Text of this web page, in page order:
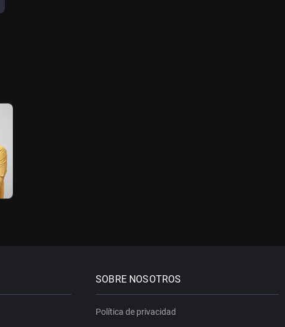
SOBRE NOSOTROS
Política de privacidad